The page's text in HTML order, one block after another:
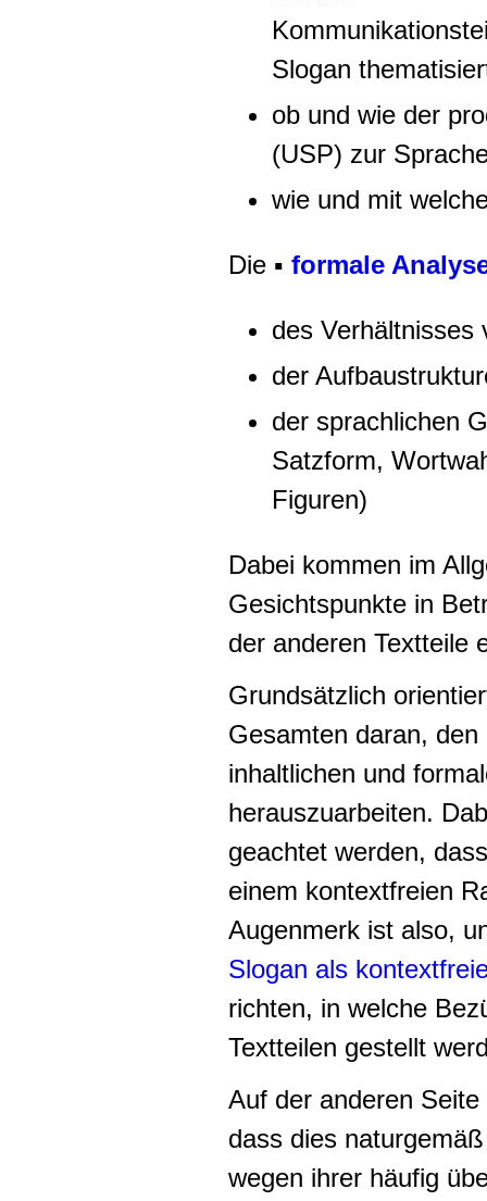
Slogan
ob und wie der
(USP) zur
wie und mit
Die ▪ formale
des Verhältnisses
der
der sprachlichen
Satzform,
Figuren)
Dabei kommen im
Gesichtspunkte in
der anderen Textteile
Grundsätzlich
Gesamten daran,
inhaltlichen und
herauszuarbeiten.
geachtet werden,
einem kontextfreien
Augenmerk ist also,
Slogan als
richten, in welche
Textteilen gestellt
Auf der anderen
dass dies
wegen ihrer häufig